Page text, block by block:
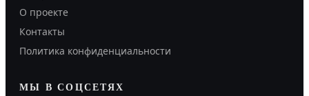
О проекте
Контакты
Политика конфиденциальности
МЫ В СОЦСЕТЯХ